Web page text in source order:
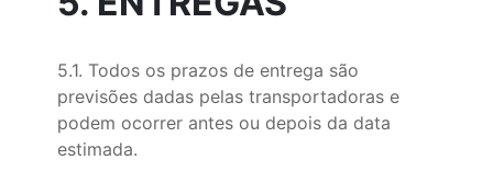
5.1. Todos os prazos de entrega são
previsões dadas pelas transportadoras e
podem ocorrer antes ou depois da data
estimada.